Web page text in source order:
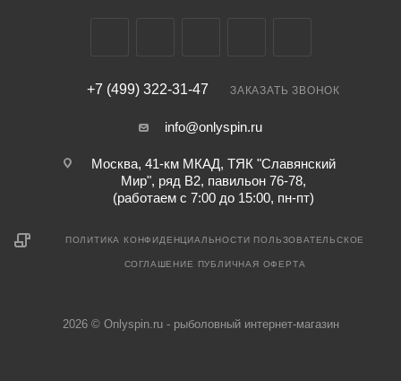
+7 (499) 322-31-47 ЗАКАЗАТЬ ЗВОНОК
info@onlyspin.ru
Москва, 41-км МКАД, ТЯК "Славянский
Мир", ряд В2, павильон 76-78,
(работаем с 7:00 до 15:00, пн-пт)
ПОЛИТИКА КОНФИДЕНЦИАЛЬНОСТИ ПОЛЬЗОВАТЕЛЬСКОЕ
СОГЛАШЕНИЕ ПУБЛИЧНАЯ ОФЕРТА
2026 © Onlyspin.ru - рыболовный интернет-магазин